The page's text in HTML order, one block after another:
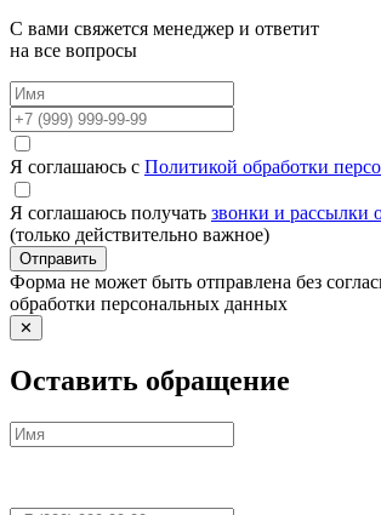
С вами свяжется менеджер и ответит
на все вопросы
Я соглашаюсь с Политикой обработки
Я соглашаюсь получать звонки и
(только действительно важное)
Отправить
Форма не может быть отправлена без
обработки персональных данных
✕
Оставить обращение